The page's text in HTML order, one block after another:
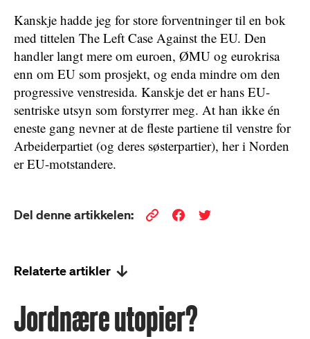
Kanskje hadde jeg for store forventninger til en bok
med tittelen The Left Case Against the EU. Den
handler langt mere om euroen, ØMU og eurokrisa
enn om EU som prosjekt, og enda mindre om den
progressive venstresida. Kanskje det er hans EU-
sentriske utsyn som forstyrrer meg. At han ikke én
eneste gang nevner at de fleste partiene til venstre for
Arbeiderpartiet (og deres søsterpartier), her i Norden
er EU-motstandere.
Del denne artikkelen:
Relaterte artikler
Jordnære utopier?